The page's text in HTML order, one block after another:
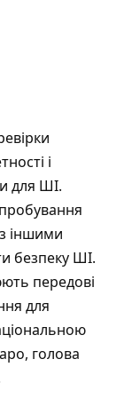
і
для ШІ.
іншими
безпеку ШІ.
передові
для
голова